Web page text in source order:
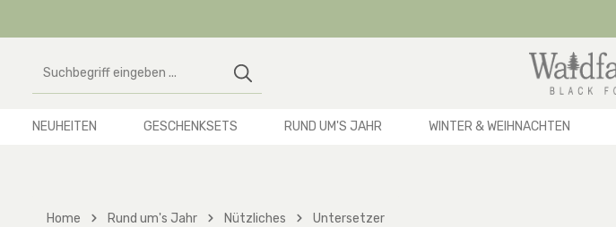
NEUHEITEN GESCHENKSETS RUND UM'S JAHR WINTER & WEIHNACHTEN
Home Rund um's Jahr Nützliches Untersetzer